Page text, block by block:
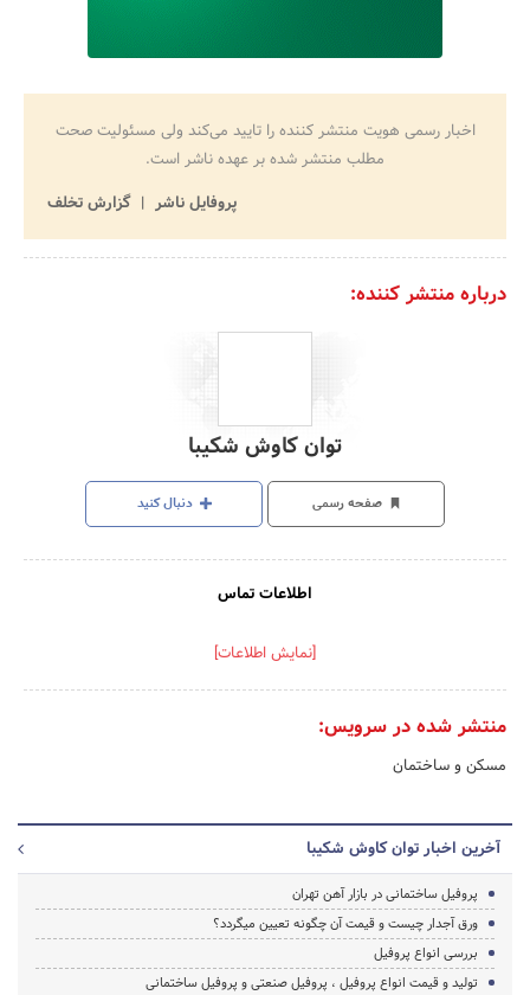
اخبار رسمی هویت منتشر کننده را تایید می‌کند ولی مسئولیت صحت
مطلب منتشر شده بر عهده ناشر است.
پروفایل ناشر
گزارش تخلف
درباره منتشر کننده:
توان کاوش شکیبا
صفحه رسمی دنبال کنید
اطلاعات تماس
[نمایش اطلاعات]
منتشر شده در سرویس:
مسکن و ساختمان
آخرین اخبار توان کاوش شکیبا
پروفیل ساختمانی در بازار آهن تهران
ورق آجدار چیست و قیمت آن چگونه تعیین میگردد؟
بررسی انواع پروفیل
تولید و قیمت انواع پروفیل ، پروفیل صنعتی و پروفیل ساختمانی